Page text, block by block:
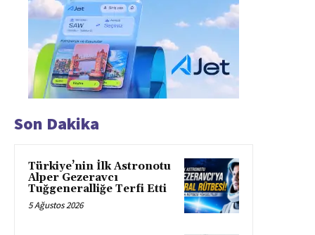
Son Dakika
Türkiye’nin İlk Astronotu
Alper Gezeravcı
Tuğgeneralliğe Terfi Etti
5 Ağustos 2026